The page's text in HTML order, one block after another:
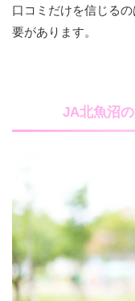
口コミだけを信じる
要があります。
JA北魚沼